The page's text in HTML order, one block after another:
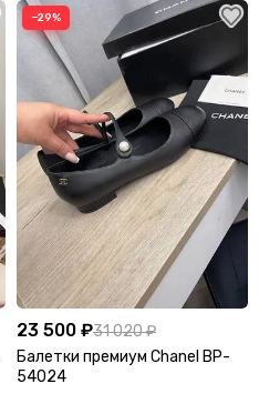
−29%
23 500 ₽31 020 ₽
Балетки премиум Chanel BP-
54024